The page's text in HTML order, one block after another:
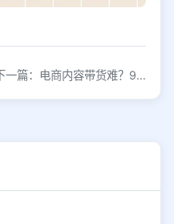
下一篇：电商内容带货难？95%的内容缺了这关键一环